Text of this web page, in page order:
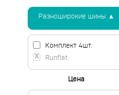
Разноширокие шины ▲
Комплект 4шт.
Runflat
Цена